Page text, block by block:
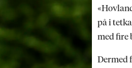
på i
med fire
Dermed